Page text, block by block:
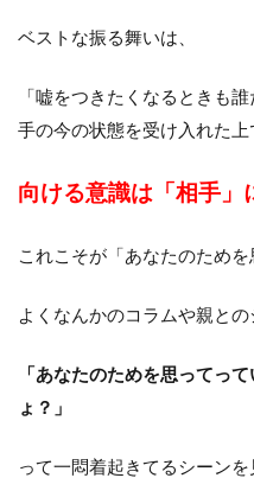
ベストな振る舞いは、
「嘘をつきたくなるときも
手の今の状態を受け入れた上
向ける意識は「相手」
これこそが「あなたのためを
よくなんかのコラムや親と
「あなたのためを思ってっ
ょ？」
って一悶着起きてるシーン